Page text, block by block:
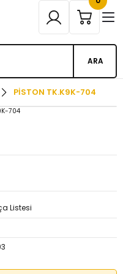
ARA
PİSTON TK.K9K-704
Listesi